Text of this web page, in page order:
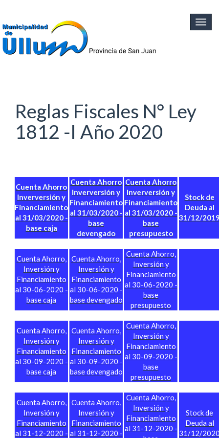
Reglas Fiscales N° Ley
1812 -I Año 2020
Cuenta Ahorro
Inverversión y
Financiamiento
al 31/03/2020 -
base caja
Cuenta Ahorro
Inverversión y
Financiamiento
al 31/03/2020 -
base
devengado
Cuenta Ahorro
Inverversión y
Financiamiento
al 31/03/2020 -
base
presupuesto
Stock de
Deuda al
31/12/
Cuenta Ahorro,
Inversión y
Financiamiento
al 30-06-2020 -
base caja
Cuenta Ahorro,
Inversión y
Financiamiento
al 30-06-2020 -
base devengado
Cuenta Ahorro,
Inversión y
Financiamiento
al 30-06-2020 -
base
presupuesto
Cuenta Ahorro,
Inversión y
Financiamiento
al 30-09-2020 -
base caja
Cuenta Ahorro,
Inversión y
Financiamiento
al 30-09-2020 -
base devengado
Cuenta Ahorro,
Inversión y
Financiamiento
al 30-09-2020 -
base
presupuesto
Cuenta Ahorro,
Inversión y
Financiamiento
al 31-12-2020 -
Cuenta Ahorro,
Inversión y
Financiamiento
al 31-12-2020 -
Cuenta Ahorro,
Inversión y
Financiamiento
al 31-12-2020 -
Stock de
Deuda al
31/12/